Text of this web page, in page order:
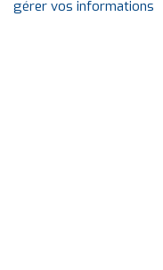
gérer vos informations